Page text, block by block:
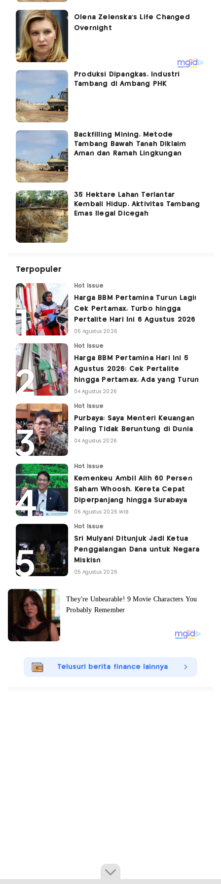
Produksi Dipangkas, Industri
Tambang di Ambang PHK
Backfilling Mining, Metode
Tambang Bawah Tanah Diklaim
Aman dan Ramah Lingkungan
35 Hektare Lahan Terlantar
Kembali Hidup, Aktivitas Tambang
Emas Ilegal Dicegah
Terpopuler
Hot Issue
Harga BBM Pertamina Turun Lagi!
Cek Pertamax, Turbo hingga
Pertalite Hari Ini 6 Agustus 2026
05 Agustus 2026
Hot Issue
Harga BBM Pertamina Hari Ini 5
Agustus 2026: Cek Pertalite
hingga Pertamax, Ada yang Turun
04 Agustus 2026
Hot Issue
Purbaya: Saya Menteri Keuangan
Paling Tidak Beruntung di Dunia
04 Agustus 2026
Hot Issue
Kemenkeu Ambil Alih 60 Persen
Saham Whoosh, Kereta Cepat
Diperpanjang hingga Surabaya
06 Agustus 2026 WIB
Hot Issue
Sri Mulyani Ditunjuk Jadi Ketua
Penggalangan Dana untuk Negara
Miskisn
05 Agustus 2026
Telusuri berita finance lainnya